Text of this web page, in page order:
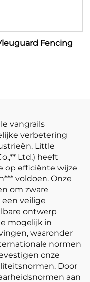
Fencing
vangrails
verbetering
Little
Ltd.) heeft
op efficiënte wijze
voldoen. Onze
om zware
een veilige
ontwerp
mogelijk in
waaronder
normen
onze
Door
aan